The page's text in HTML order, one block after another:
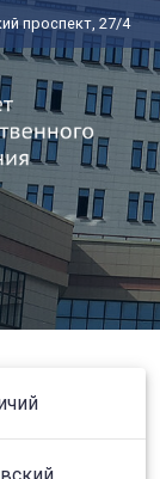
проспект, 27/4